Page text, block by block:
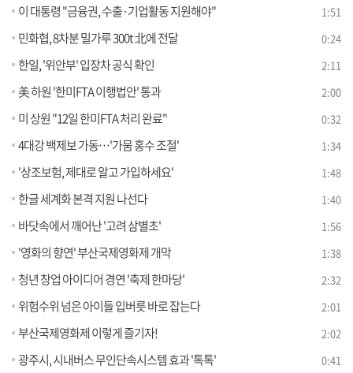
이 대통령 "금융권, 수출·기업활동 지원해야" 1:51
민화협, 8차분 밀가루 300t 北에 전달 0:24
한일, '위안부' 입장차 공식 확인 2:11
美 하원 '한미FTA 이행법안' 통과 2:00
미 상원 "12일 한미FTA 처리 완료" 0:32
4대강 백제보 가동…'가뭄 홍수 조절' 1:34
'상조보험, 제대로 알고 가입하세요' 1:48
한글 세계화 본격 지원 나선다 1:40
바닷속에서 깨어난 '고려 삼별초' 1:56
'영화의 향연' 부산국제영화제 개막 1:38
청년 창업 아이디어 경연 '축제 한마당' 2:32
위험수위 넘은 아이들 입버릇 바로 잡는다 2:01
부산국제영화제 이렇게 즐기자! 2:02
광주시, 시내버스 무인단속시스템 효과 '톡톡' 0:41